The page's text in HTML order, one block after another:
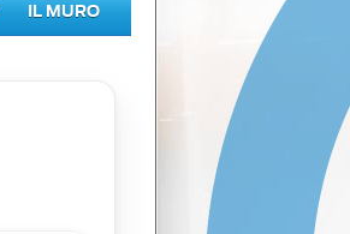
IL MURO